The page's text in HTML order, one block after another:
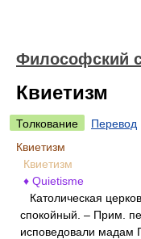
Философский
Квиетизм
Толкование
Перевод
Квиетизм
Квиетизм
♦ Quietisme
Католическая
спокойный. – Прим.
исповедовали мадам